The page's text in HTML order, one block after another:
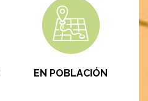
EN POBLACIÓN